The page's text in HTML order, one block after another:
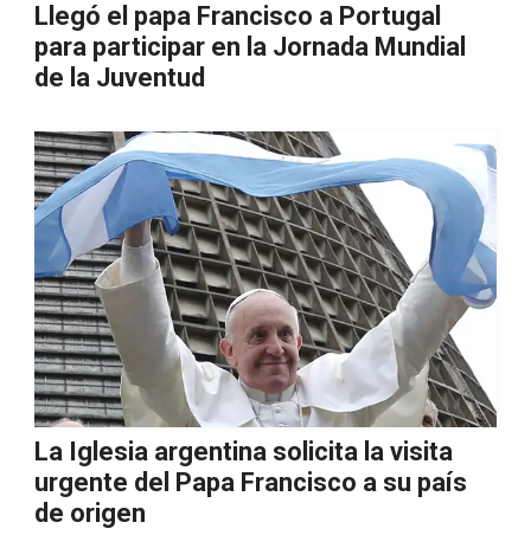
Llegó el papa Francisco a Portugal
para participar en la Jornada Mundial
de la Juventud
La Iglesia argentina solicita la visita
urgente del Papa Francisco a su país
de origen